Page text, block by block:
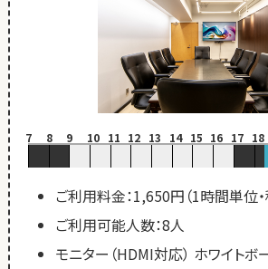
7 8 9 10 11 12 13 14 15 16 17 18
ご利用料金：1,650円（1時間単位・
ご利用可能人数：8人
モニター（HDMI対応） ホワイトボ